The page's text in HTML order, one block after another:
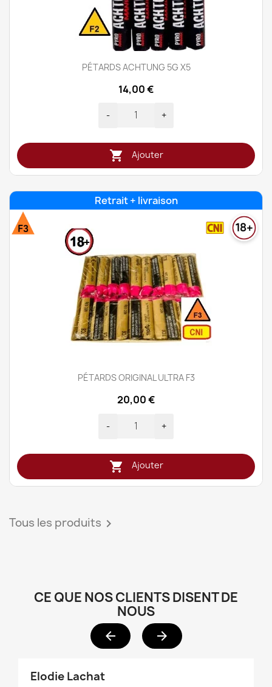
PÉTARDS ACHTUNG 5G X5
14,00 €
- +
 Ajouter
Retrait + livraison
PÉTARDS ORIGINAL ULTRA F3
20,00 €
- +
 Ajouter
Tous les produits 
CE QUE NOS CLIENTS DISENT DE
NOUS
arrow_back arrow_forward
Elodie Lachat